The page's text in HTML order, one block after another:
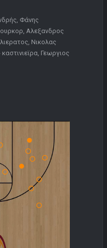
Φάνης
Αλεξανδρος
Νικολας
Γεωργιος